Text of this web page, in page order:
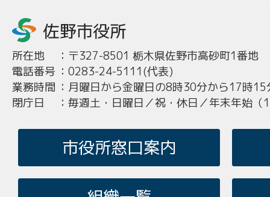
所在地 ： 〒327-8501 栃木県佐野市高砂町1番地
電話番号 ： 0283-24-5111(代表)
業務時間 ： 月曜日から金曜日の8時30分から17時15
閉庁日
： 毎週土・日曜日／祝・休日／年末年始
市役所窓口案内